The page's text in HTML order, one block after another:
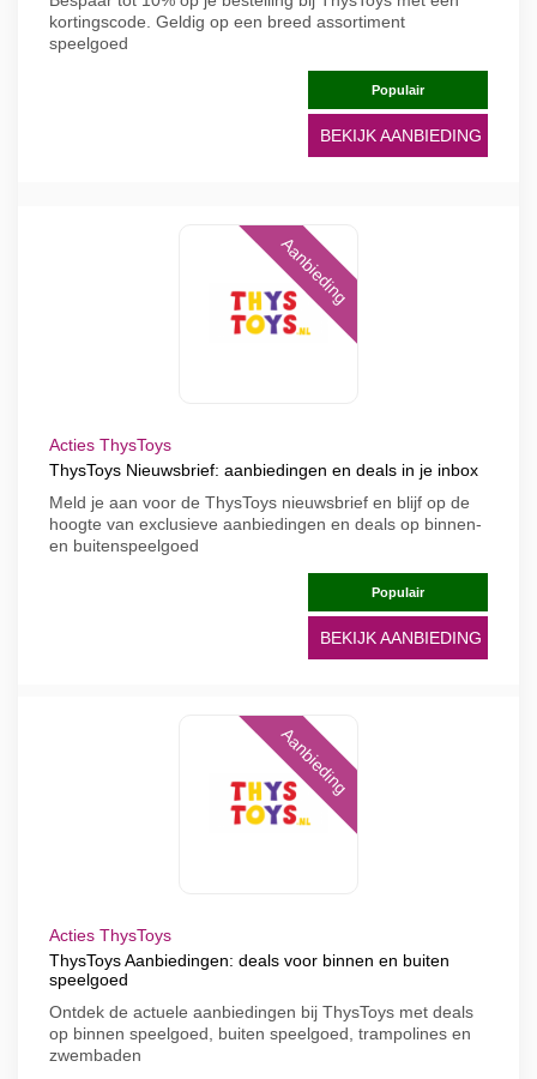
kortingscode. Geldig op een breed assortiment
speelgoed
Populair
BEKIJK AANBIEDING
Aanbieding
Acties ThysToys
ThysToys Nieuwsbrief: aanbiedingen en deals in je inbox
Meld je aan voor de ThysToys nieuwsbrief en blijf op de
hoogte van exclusieve aanbiedingen en deals op binnen-
en buitenspeelgoed
Populair
BEKIJK AANBIEDING
Aanbieding
Acties ThysToys
ThysToys Aanbiedingen: deals voor binnen en buiten
speelgoed
Ontdek de actuele aanbiedingen bij ThysToys met deals
op binnen speelgoed, buiten speelgoed, trampolines en
zwembaden